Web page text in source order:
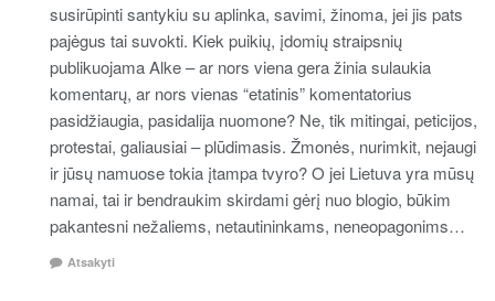
susirūpinti santykiu su aplinka, savimi, žinoma, jei jis pats
pajėgus tai suvokti. Kiek puikių, įdomių straipsnių
publikuojama Alke – ar nors viena gera žinia sulaukia
komentarų, ar nors vienas “etatinis” komentatorius
pasidžiaugia, pasidalija nuomone? Ne, tik mitingai, peticijos,
protestai, galiausiai – plūdimasis. Žmonės, nurimkit, nejaugi
ir jūsų namuose tokia įtampa tvyro? O jei Lietuva yra mūsų
namai, tai ir bendraukim skirdami gėrį nuo blogio, būkim
pakantesni nežaliems, netautininkams, neneopagonims…
Atsakyti